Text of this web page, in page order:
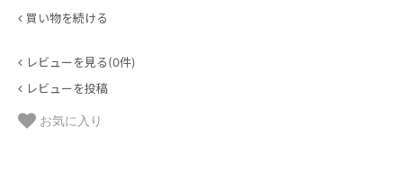
買い物を続ける
レビューを見る(0件)
レビューを投稿
お気に入り